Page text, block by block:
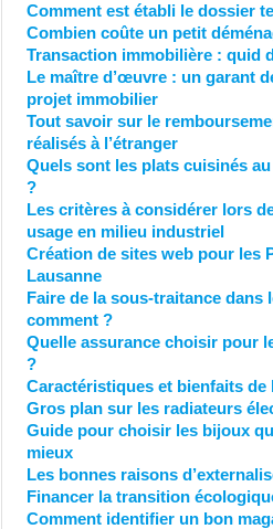
Comment est établi le dossier
Combien coûte un petit
Transaction immobilière : quid
Le maître d’œuvre : un garant
projet immobilier
Tout savoir sur le
réalisés à l’étranger
Quels sont les plats cuisinés
?
Les critères à considérer lors
usage en milieu industriel
Création de sites web pour les
Lausanne
Faire de la sous-traitance dans
comment ?
Quelle assurance choisir pour
?
Caractéristiques et bienfaits de
Gros plan sur les radiateurs
Guide pour choisir les bijoux
mieux
Les bonnes raisons
Financer la transition
Comment identifier un bon